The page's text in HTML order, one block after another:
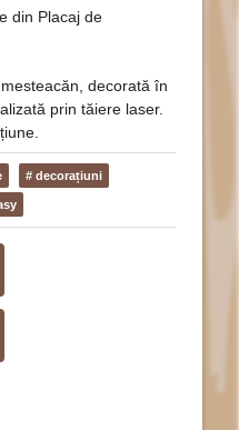
din Placaj de
decorată în
prin tăiere laser.
# decorațiuni